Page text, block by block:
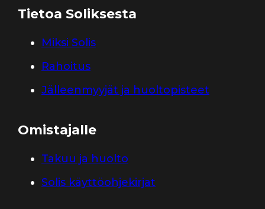
Tietoa Soliksesta
Miksi Solis
Rahoitus
Jälleenmyyjät ja huoltopisteet
Omistajalle
Takuu ja huolto
Solis käyttöohjekirjat